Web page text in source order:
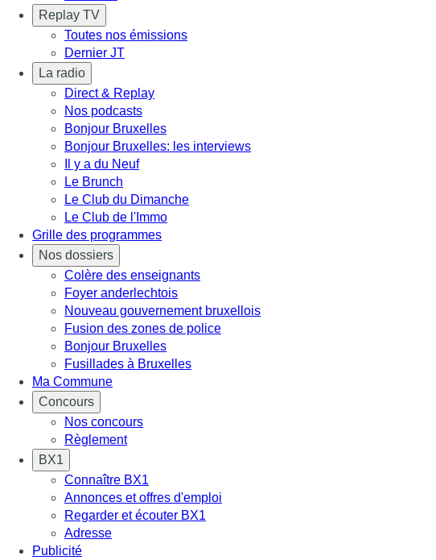
Replay TV
Toutes nos émissions
Dernier JT
La radio
Direct & Replay
Nos podcasts
Bonjour Bruxelles
Bonjour Bruxelles: les interviews
Il y a du Neuf
Le Brunch
Le Club du Dimanche
Le Club de l'Immo
Grille des programmes
Nos dossiers
Colère des enseignants
Foyer anderlechtois
Nouveau gouvernement bruxellois
Fusion des zones de police
Bonjour Bruxelles
Fusillades à Bruxelles
Ma Commune
Concours
Nos concours
Règlement
BX1
Connaître BX1
Annonces et offres d'emploi
Regarder et écouter BX1
Adresse
Publicité